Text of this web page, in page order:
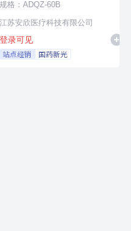
器及组件
规格：ADQZ-60B
江苏安欣医疗科技有限公司
登录可见
站点经销 国药新光